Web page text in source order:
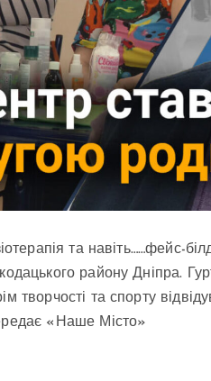
та навіть……фейс-
району Дніпра.
творчості та спорту
«Наше Місто»